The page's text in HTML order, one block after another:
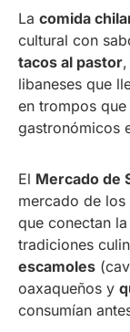
La comida
cultural con
tacos al pastor
libaneses que
en trompos
gastronómicos
El Mercado de
mercado de
que conectan
tradiciones
escamoles
oaxaqueños y
consumían